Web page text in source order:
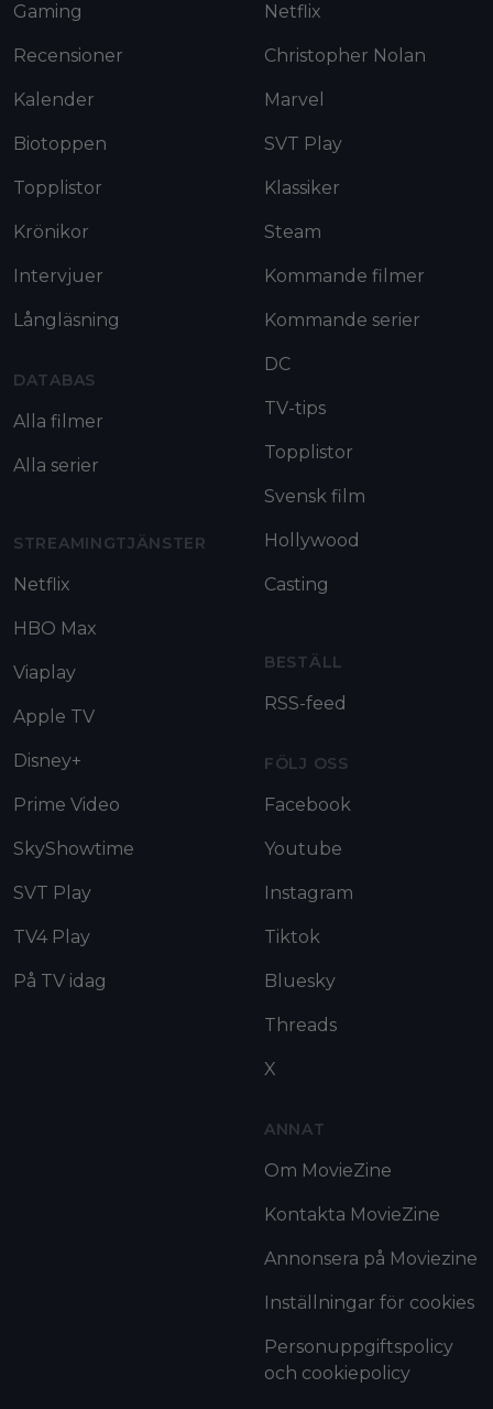
Gaming
Recensioner
Kalender
Biotoppen
Topplistor
Krönikor
Intervjuer
Långläsning
DATABAS
Alla filmer
Alla serier
STREAMINGTJÄNSTER
Netflix
HBO Max
Viaplay
Apple TV
Disney+
Prime Video
SkyShowtime
SVT Play
TV4 Play
På TV idag
Netflix
Christopher Nolan
Marvel
SVT Play
Klassiker
Steam
Kommande filmer
Kommande serier
DC
TV-tips
Topplistor
Svensk film
Hollywood
Casting
BESTÄLL
RSS-feed
FÖLJ OSS
Facebook
Youtube
Instagram
Tiktok
Bluesky
Threads
X
ANNAT
Om MovieZine
Kontakta MovieZine
Annonsera på Moviezine
Inställningar för cookies
Personuppgiftspolicy
och cookiepolicy